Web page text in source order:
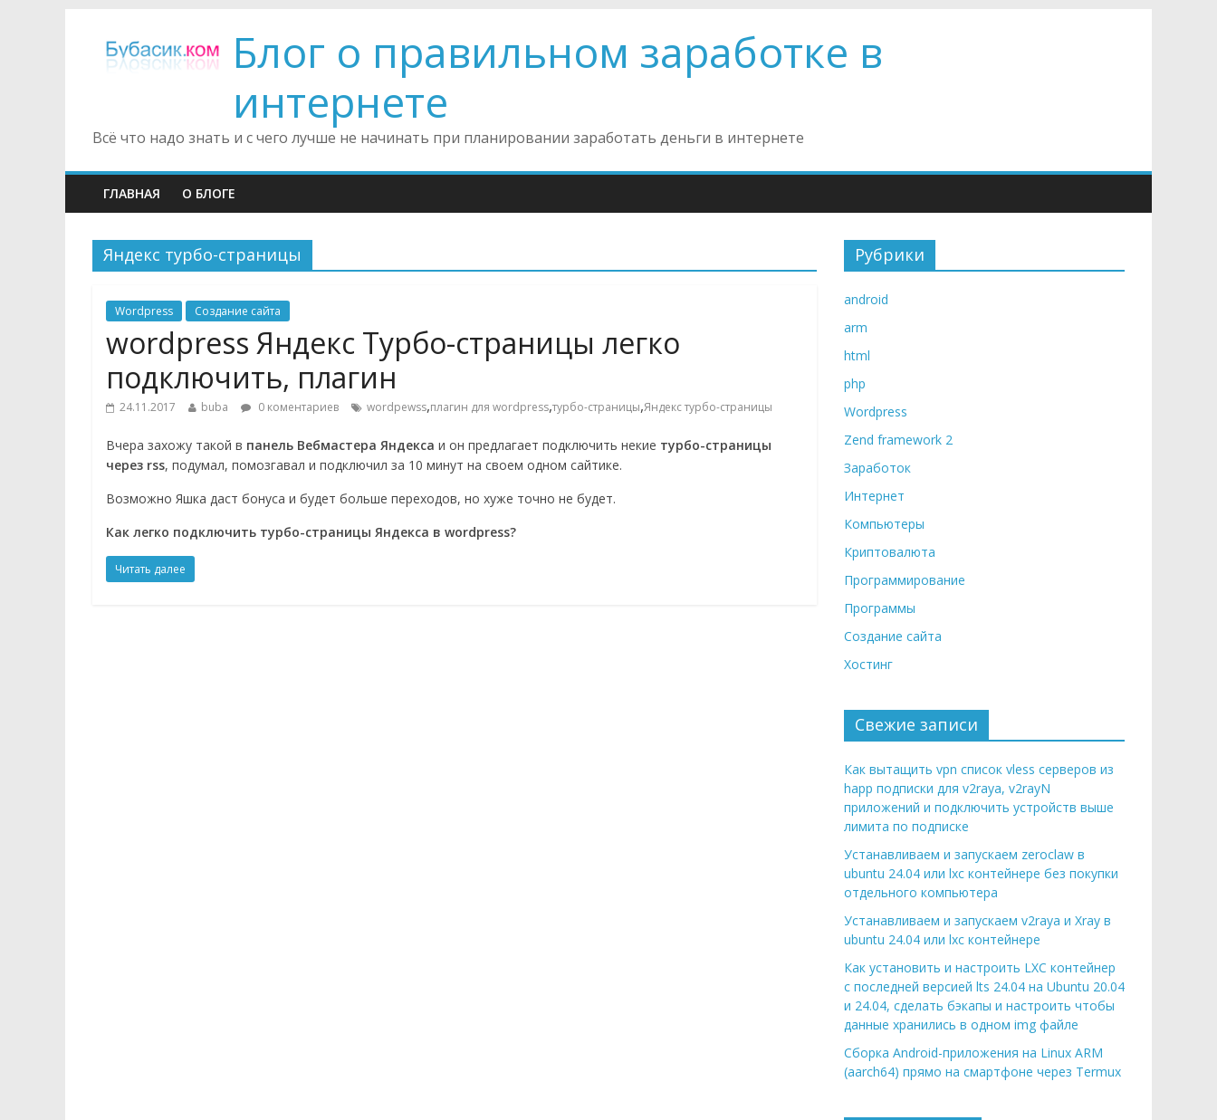
Блог о правильном заработке в
интернете
Всё что надо знать и с чего лучше не начинать при планировании заработать деньги в интернете
ГЛАВНАЯ О БЛОГЕ
Яндекс турбо-страницы
Wordpress Создание сайта
wordpress Яндекс Турбо-страницы легко
подключить, плагин
24.11.2017 buba 0 коментариев wordpewss,плагин для wordpress,турбо-страницы,Яндекс турбо-страницы
Вчера захожу такой в панель Вебмастера Яндекса и он предлагает подключить некие турбо-страницы
через rss, подумал, помозгавал и подключил за 10 минут на своем одном сайтике.
Возможно Яшка даст бонуса и будет больше переходов, но хуже точно не будет.
Как легко подключить турбо-страницы Яндекса в wordpress?
Читать далее
Рубрики
android
arm
html
php
Wordpress
Zend framework 2
Заработок
Интернет
Компьютеры
Криптовалюта
Программирование
Программы
Создание сайта
Хостинг
Свежие записи
Как вытащить vpn список vless серверов из
happ подписки для v2raya, v2rayN
приложений и подключить устройств выше
лимита по подписке
Устанавливаем и запускаем zeroclaw в
ubuntu 24.04 или lxc контейнере без покупки
отдельного компьютера
Устанавливаем и запускаем v2raya и Xray в
ubuntu 24.04 или lxc контейнере
Как установить и настроить LXC контейнер
с последней версией lts 24.04 на Ubuntu 20.04
и 24.04, сделать бэкапы и настроить чтобы
данные хранились в одном img файле
Сборка Android-приложения на Linux ARM
(aarch64) прямо на смартфоне через Termux